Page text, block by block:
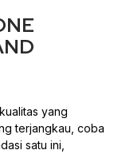
yang
terjangkau, coba
satu ini,